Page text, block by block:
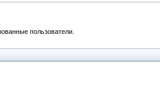
пользователи.